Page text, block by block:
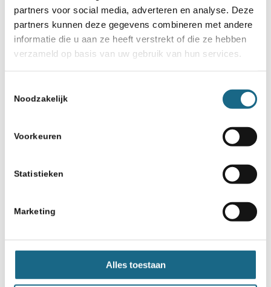
partners voor social media, adverteren en analyse. Deze
partners kunnen deze gegevens combineren met andere
informatie die u aan ze heeft verstrekt of die ze hebben
verzameld op basis van uw gebruik van hun services.
Noodzakelijk
Voorkeuren
Statistieken
Marketing
Alles toestaan